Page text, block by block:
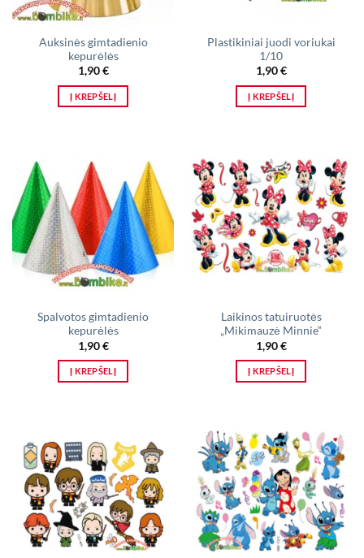
Auksinės gimtadienio
kepurėlės
1,90€
Į KREPŠELĮ
Plastikiniai juodi voriukai
1/10
1,90€
Į KREPŠELĮ
Spalvotos gimtadienio
kepurėlės
1,90€
Į KREPŠELĮ
Laikinos tatuiruotės
„Mikimauzė Minnie“
1,90€
Į KREPŠELĮ